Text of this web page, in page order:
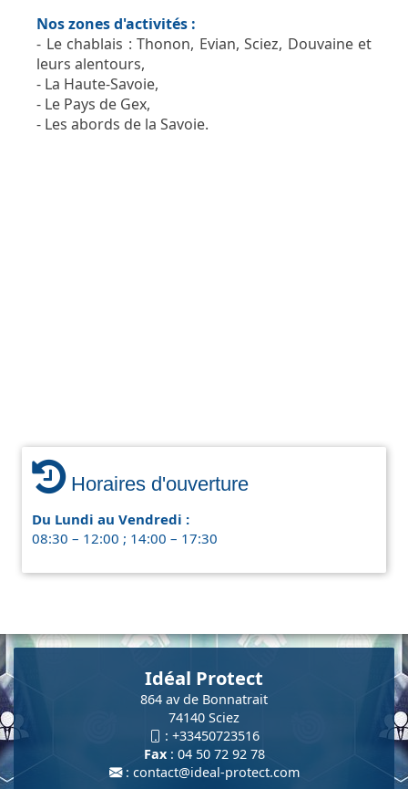
Nos zones d'activités :
- Le chablais : Thonon, Evian, Sciez, Douvaine et
leurs alentours,
- La Haute-Savoie,
- Le Pays de Gex,
- Les abords de la Savoie.
Horaires d'ouverture
Du Lundi au Vendredi :
08:30 – 12:00 ; 14:00 – 17:30
Idéal Protect
864 av de Bonnatrait
74140 Sciez
: +33450723516
Fax: 04 50 72 92 78
: contact@ideal-protect.com